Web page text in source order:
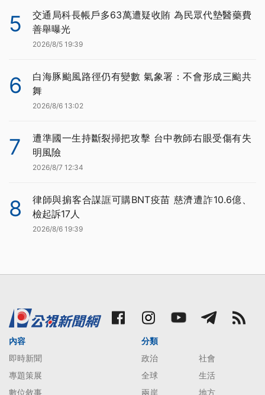
5
交通局科長帳戶多63萬遭疑收賄 為民眾代墊醫藥費
善舉曝光
2026/8/5 19:39
6
白海豚颱風路徑仍有變數 氣象署：不會形成三颱共
舞
2026/8/6 13:02
7
遭準國一生持斷裂掃把攻擊 台中教師右眼受傷有失
明風險
2026/8/7 12:34
8
律師與掮客合謀誆可購BNT疫苗 慈濟遭詐10.6億、
檢起訴17人
2026/8/6 19:39
內容
即時新聞
專題策展
數位敘事
分類
政治
社會
全球
生活
兩岸
地方